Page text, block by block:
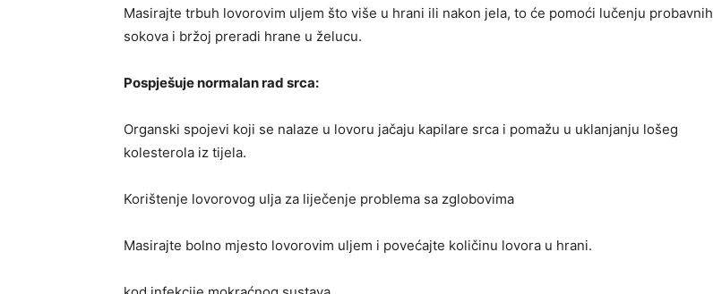
Masirajte trbuh lovorovim uljem što više u hrani ili nakon jela, to će pomoći lučenju probavnih
sokova i bržoj preradi hrane u želucu.
Pospješuje normalan rad srca:
Organski spojevi koji se nalaze u lovoru jačaju kapilare srca i pomažu u uklanjanju lošeg
kolesterola iz tijela.
Korištenje lovorovog ulja za liječenje problema sa zglobovima
Masirajte bolno mjesto lovorovim uljem i povećajte količinu lovora u hrani.